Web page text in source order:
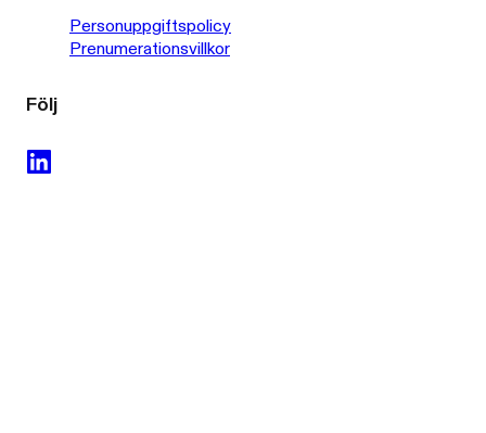
Personuppgiftspolicy
Prenumerationsvillkor
Följ